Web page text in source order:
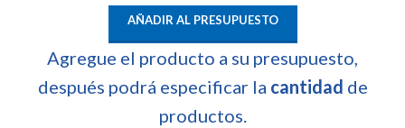
AÑADIR AL PRESUPUESTO
Agregue el producto a su presupuesto,
después podrá especificar la cantidad de
productos.